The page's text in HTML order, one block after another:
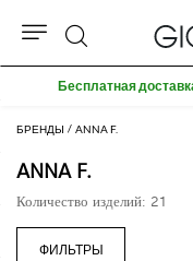
БРЕНДЫ ANNA F.
ANNA F.
Количество изделий: 21
Поиск
Бесплатная